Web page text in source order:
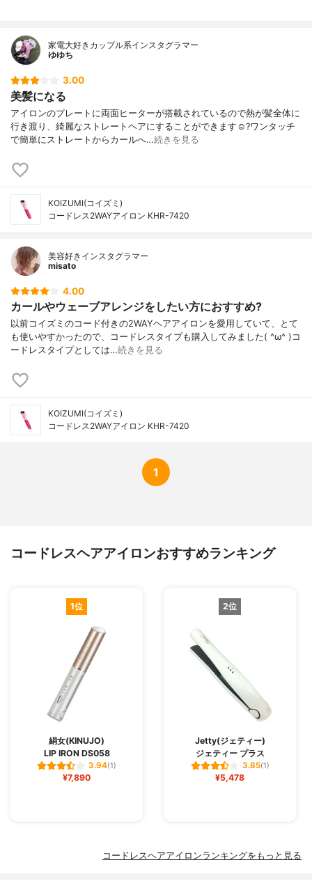
家電大好きカップル系インスタグラマー
ゆゆち
3.00
美髪になる
アイロンのプレートに両面ヒーターが搭載されているので熱が髪全体に
行き渡り、綺麗なストレートヘアにすることができます☺︎?ワンタッチ
で簡単にストレートからカールへ…続きを見る
KOIZUMI(コイズミ)
コードレス2WAYアイロン KHR-7420
美容好きインスタグラマー
misato
4.00
カールやウェーブアレンジをしたい方におすすめ?
以前コイズミのコード付きの2WAYヘアアイロンを愛用していて、とて
も使いやすかったので、コードレスタイプも購入してみました( ^ω^ )コ
ードレスタイプとしては…続きを見る
KOIZUMI(コイズミ)
コードレス2WAYアイロン KHR-7420
1
コードレスヘアアイロンおすすめランキング
1位
絹女(KINUJO)
LIP IRON DS058
3.94(1)
¥7,890
2位
Jetty(ジェティー)
ジェティー プラス
3.85(1)
¥5,478
コードレスヘアアイロンランキングをもっと見る